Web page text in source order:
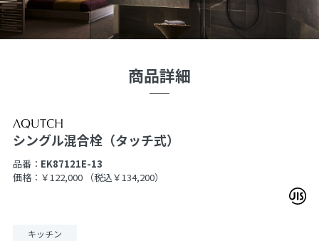
商品詳細
シングル混合栓（タッチ式）
品番： EK87121E-13
価格：￥122,000
（税込￥134,200）
キッチン